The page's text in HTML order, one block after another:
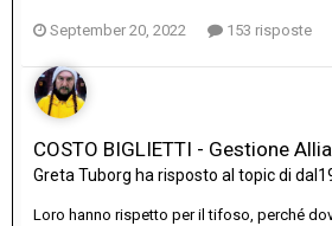
September 20, 2022 153 risposte
COSTO BIGLIETTI - Gestione
Greta Tuborg ha risposto al topic di
Loro hanno rispetto per il tifoso, perché